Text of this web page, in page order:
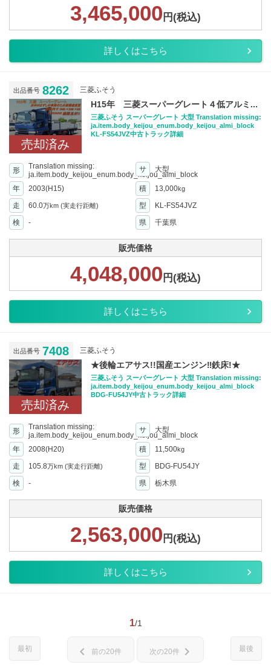
3,465,000 円(税込)
詳しくはこちら
出品番号 8262 三菱ふそう
売却済み
H15年 三菱スーパーグレート４低アルミ...
三菱ふそう スーパーグレート 大型 Translation missing:
ja.item.body_keijou_enum.body_keijou_almi_block
KL-FS54JVZ中古トラック詳細
形
Translation missing:
ja.item.body_keijou_enum.body_keijou_almi_block
サ 大型
年 2003(H15) 積 13,000kg
走 60.0万km (実走行距離) 型
KL-FS54JVZ
検
- 県 千葉県
販売価格
4,048,000 円(税込)
詳しくはこちら
出品番号 7408 三菱ふそう
売却済み
★後輪エアサス!!国産エンジン‼︎鉄床!★
三菱ふそう スーパーグレート 大型 Translation missing:
ja.item.body_keijou_enum.body_keijou_almi_block
BDG-FU54JY中古トラック詳細
形
Translation missing:
ja.item.body_keijou_enum.body_keijou_almi_block
サ 大型
年 2008(H20) 積 11,500kg
走 105.8万km (実走行距離) 型
BDG-FU54JY
検
- 県 栃木県
販売価格
2,563,000 円(税込)
詳しくはこちら
1/1
最初 最後
chevron_left 前の20件 次の20件 chevron_right